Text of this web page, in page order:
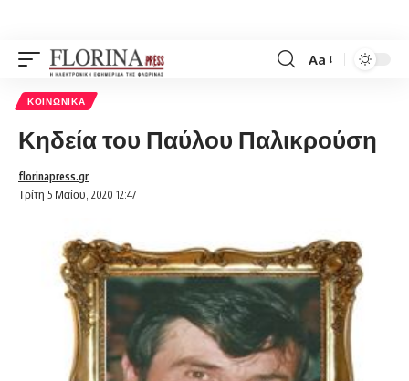
Font
Aa
ΚΟΙΝΩΝΙΚΆ
Κηδεία του Παύλου Παλικρούση
Τρίτη 5 Μαΐου, 2020 12:47
florinapress.gr